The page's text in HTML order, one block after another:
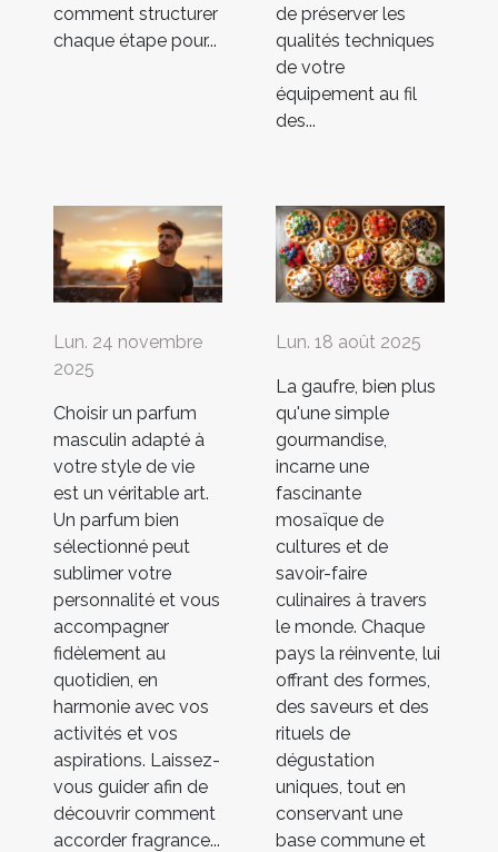
comment structurer
chaque étape pour...
de préserver les
qualités techniques
de votre
équipement au fil
des...
Lun. 24 novembre
2025
Choisir un parfum
masculin adapté à
votre style de vie
est un véritable art.
Un parfum bien
sélectionné peut
sublimer votre
personnalité et vous
accompagner
fidèlement au
quotidien, en
harmonie avec vos
activités et vos
aspirations. Laissez-
vous guider afin de
découvrir comment
accorder fragrance...
Lun. 18 août 2025
La gaufre, bien plus
qu'une simple
gourmandise,
incarne une
fascinante
mosaïque de
cultures et de
savoir-faire
culinaires à travers
le monde. Chaque
pays la réinvente, lui
offrant des formes,
des saveurs et des
rituels de
dégustation
uniques, tout en
conservant une
base commune et